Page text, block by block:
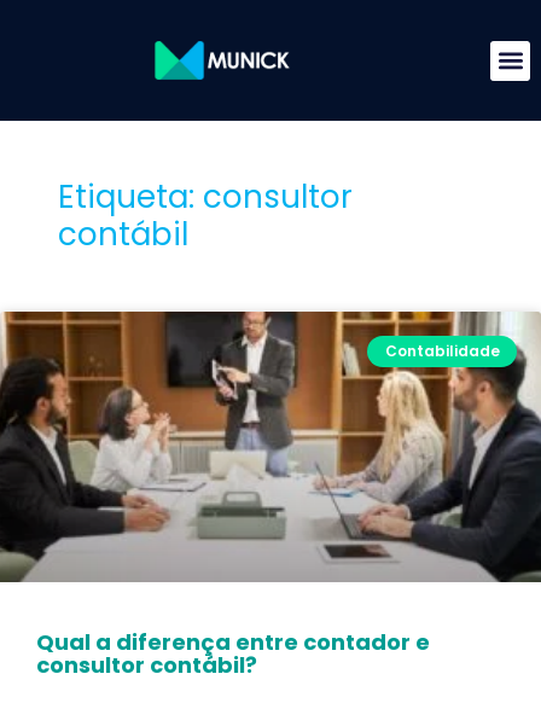
Etiqueta: consultor
contábil
Contabilidade
Qual a diferença entre contador e
consultor contábil?